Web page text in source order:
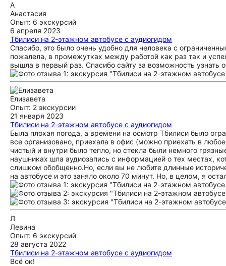
А
Анастасия
Опыт: 6 экскурсий
6 апреля 2023
Тбилиси на 2-этажном автобусе с аудиогидом
Спасибо, это было очень удобно для человека с
пожалела, в промежутках между работой как раз так и
вышла в первый раз. Спасибо сайту за возможность узнать
Елизавета
Опыт: 2 экскурсии
21 января 2023
Тбилиси на 2-этажном автобусе с аудиогидом
Была плохая погода, а времени на осмотр Тбилиси было
все организовано, приехала в офис (можно приехать в
чистый и внутри было тепло, но стекла были немного
наушниках шла аудиозапись с информацией о тех местах,
слишком обобщенно.Но, если вы не любите длинные
на автобусе и это заняло около 70 минут. Но, в целом, я
Л
Левина
Опыт: 6 экскурсий
28 августа 2022
Тбилиси на 2-этажном автобусе с аудиогидом
Всё ок!